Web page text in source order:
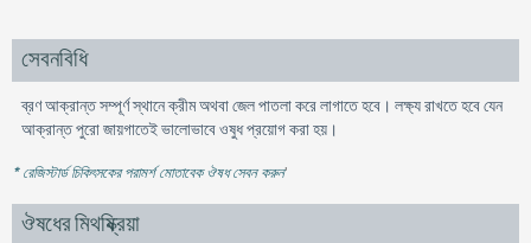
সেবনবিধি
ব্রণ আক্রান্ত সম্পূর্ণ স্থানে ক্রীম অথবা জেল পাতলা করে লাগাতে হবে। লক্ষ্য রাখতে হবে যেন
আক্রান্ত পুরো জায়গাতেই ভালোভাবে ওষুধ প্রয়োগ করা হয়।
* রেজিস্টার্ড চিকিৎসকের পরামর্শ মোতাবেক ঔষধ সেবন করুন'
ঔষধের মিথষ্ক্রিয়া